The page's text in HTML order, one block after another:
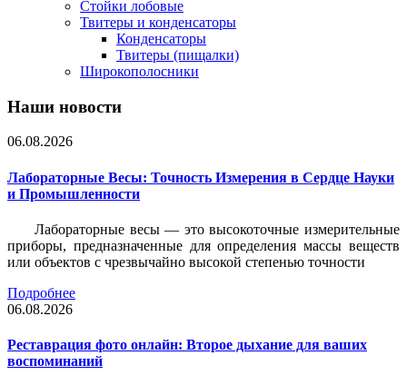
Стойки лобовые
Твитеры и конденсаторы
Конденсаторы
Твитеры (пищалки)
Широкополосники
Наши новости
06.08.2026
Лабораторные Весы: Точность Измерения в Сердце Науки
и Промышленности
Лабораторные весы — это высокоточные измерительные
приборы, предназначенные для определения массы веществ
или объектов с чрезвычайно высокой степенью точности
Подробнее
06.08.2026
Реставрация фото онлайн: Второе дыхание для ваших
воспоминаний